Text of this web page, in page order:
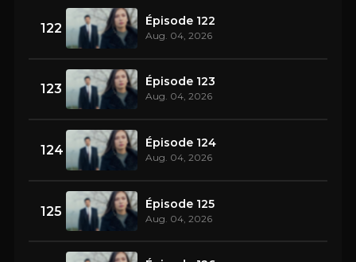
122 Épisode 122
Aug. 04, 2026
123 Épisode 123
Aug. 04, 2026
124 Épisode 124
Aug. 04, 2026
125 Épisode 125
Aug. 04, 2026